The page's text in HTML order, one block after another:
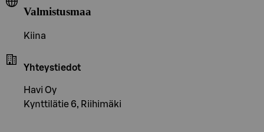
Valmistusmaa
Kiina
Yhteystiedot
Havi Oy
Kynttilätie 6, Riihimäki